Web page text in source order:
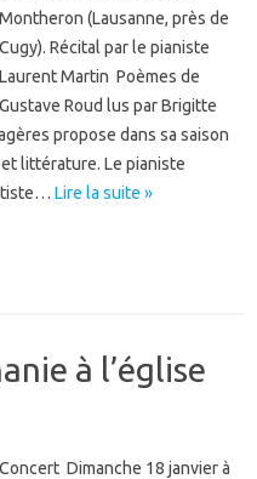
Montheron (Lausanne, près de
Cugy). Récital par le pianiste
Laurent Martin Poèmes de
Gustave Roud lus par Brigitte
propose dans sa saison
littérature. Le pianiste
Lire la suite »
à l’église
Concert Dimanche 18 janvier à